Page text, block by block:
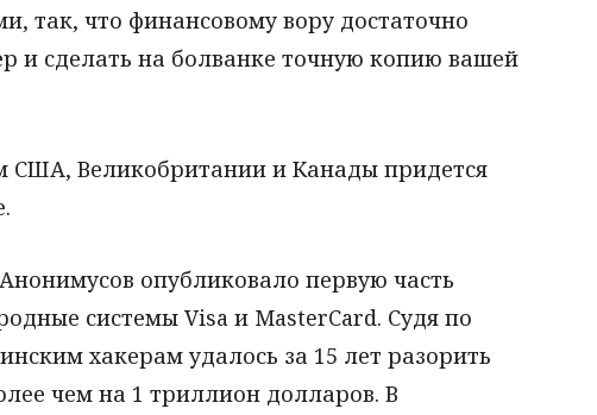
так, что финансовому вору достаточно
и сделать на болванке точную копию вашей
США, Великобритании и Канады придется
опубликовало первую часть
системы Visa и MasterCard. Судя по
хакерам удалось за 15 лет разорить
чем на 1 триллион долларов. В